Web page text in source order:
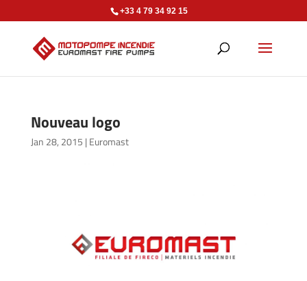
+33 4 79 34 92 15
Nouveau logo
Jan 28, 2015 | Euromast